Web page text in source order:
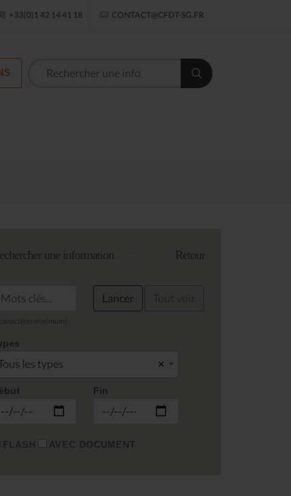
Établissement
+33(0)1 42 14 41 18 CONTACT@CFDT-SG.FR
une information Retour
Lancer
×
les types
Fin
FLASH AVEC DOCUMENT